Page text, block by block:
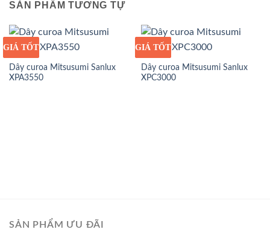
SẢN PHẨM TƯƠNG TỰ
GIÁ SỈ
GIÁ TỐT
Dây curoa Mitsusumi Sanlux
XPA3550
GIÁ SỈ
GIÁ TỐT
Dây curoa Mitsusumi Sanlux
XPC3000
SẢN PHẨM ƯU ĐÃI